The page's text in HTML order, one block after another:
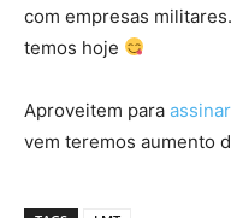
com empresas
temos hoje
Aproveitem para
vem teremos aumento